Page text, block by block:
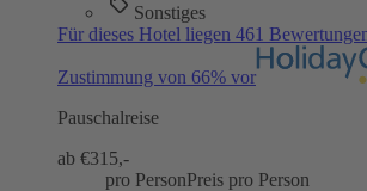
Sonstiges
Für dieses Hotel liegen 461
Zustimmung von 66% vor
Pauschalreise
ab €315,-
pro PersonPreis pro Person